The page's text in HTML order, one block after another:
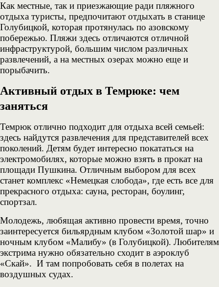
Как местные, так и приезжающие ради пляжного
отдыха туристы, предпочитают отдыхать в станице
Голубицкой, которая протянулась по азовскому
побережью. Пляжи здесь отличаются отличной
инфраструктурой, большим числом различных
развлечений, а на местных озерах можно еще и
порыбачить.
Активный отдых в Темрюке: чем
заняться
Темрюк отлично подходит для отдыха всей семьей:
здесь найдутся развлечения для представителей всех
поколений. Детям будет интересно покататься на
электромобилях, которые можно взять в прокат на
площади Пушкина. Отличным выбором для всех
станет комплекс «Немецкая слобода», где есть все для
прекрасного отдыха: сауна, ресторан, боулинг,
спортзал.
Молодежь, любящая активно провести время, точно
заинтересуется бильярдным клубом «Золотой шар» и
ночным клубом «Малибу» (в Голубицкой). Любителям
экстрима нужно обязательно сходит в аэроклуб
«Скай». И там попробовать себя в полетах на
воздушных судах.